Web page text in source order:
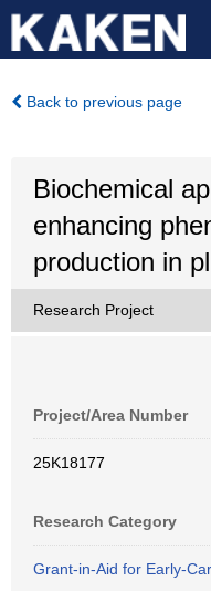
Back to previous page
Biochemical
enhancing
production in
Research Project
Project/Area Number
25K18177
Research Category
Grant-in-Aid for Early-